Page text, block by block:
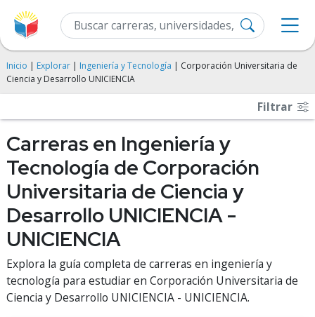
Inicio | Explorar | Ingeniería y Tecnología | Corporación Universitaria de
Ciencia y Desarrollo UNICIENCIA
Filtrar
Carreras en Ingeniería y
Tecnología de Corporación
Universitaria de Ciencia y
Desarrollo UNICIENCIA -
UNICIENCIA
Explora la guía completa de carreras en ingeniería y
tecnología para estudiar en Corporación Universitaria de
Ciencia y Desarrollo UNICIENCIA - UNICIENCIA.